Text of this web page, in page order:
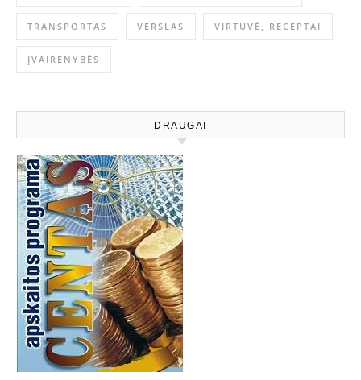
TRANSPORTAS VERSLAS VIRTUVĖ, RECEPTAI
ĮVAIRENYBĖS
DRAUGAI